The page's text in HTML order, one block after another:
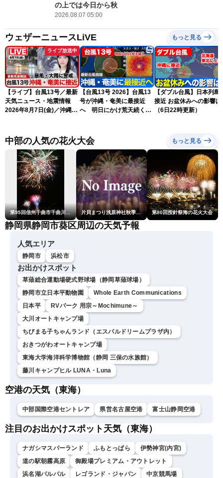
の上では今日から秋
2026.08.07 05:00
ウェザーニュースLiVE もっと見る
ライブ放送中
【ライブ】台風13号／最新
天気ニュース・地震情報
2026年8月7日(金)／沖縄・
スLiVEモーニング・松本真
央／有賀哲夫〉
【台風13号 2026】台風13
号が沖縄・奄美に最接近
へ 明日にかけ荒天続く
【ダブル台風】日本列島
接近 お盆休みへの影響は？
（6日22時更新）
中部の人気の花火大会 もっと見る
第95回信州千曲市千曲川納涼煙火大会 片貝まつり浅原神社秋季例大祭奉納大煙火 第80回按針祭海の花火大会
静岡県静岡市葵区周辺の天気予報
人気エリア
静岡市 浜松市
お出かけスポット
草薙総合運動場硬式野球場（静岡草薙球場）
静岡市立日本平動物園
Whole Earth Communications
日本平
RVパーク 用宗～Mochimune～
大川オートキャンプ場
ちびまる子ちゃんランド（エスパルドリームプラザ内）
おきつがわオートキャンプ場
東海大学海洋科学博物館（静岡 三保の水族館）
藤川キャンプヒル LUNA・Luna
空港の天気（東海）
中部国際空港セントレア 県営名古屋空港 富士山静岡空港
注目のお出かけスポット天気（東海）
ナガシマスパーランド ふもとっぱら
伊勢神宮(内宮)
道の駅朝霧高原
御殿場プレミアム・アウトレット
浜名湖パルパル
レゴランド・ジャパン 中京競馬場